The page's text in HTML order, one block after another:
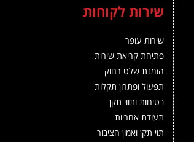
שירות לקוחות
שירות עופר
פתיחת קריאת שירות
הזמנת שלט רחוק
תפעול ופתרון תקלות
בטיחות ותווי תקן
תעודת אחריות
תוי תקן ואמון הציבור